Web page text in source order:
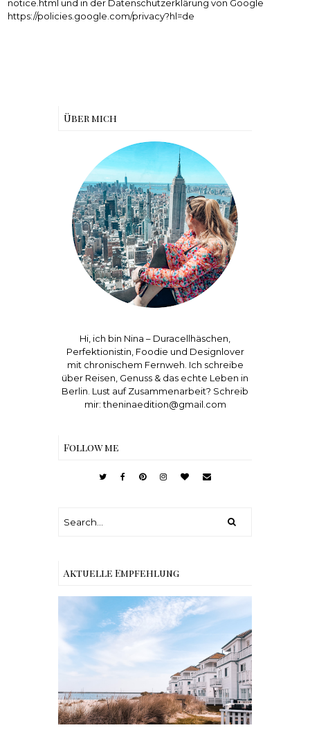
notice.html und in der Datenschutzerklärung von Google
https://policies.google.com/privacy?hl=de
Über mich
Hi, ich bin Nina – Duracellhäschen,
Perfektionistin, Foodie und Designlover
mit chronischem Fernweh. Ich schreibe
über Reisen, Genuss & das echte Leben in
Berlin. Lust auf Zusammenarbeit? Schreib
mir: theninaedition@gmail.com
Follow me
Aktuelle Empfehlung
Reisen - Schleiregion